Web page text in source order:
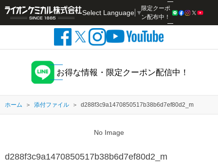
Select Language ▼
限定クーポ
ン配布中！
お得な情報・限定クーポン配信中！
ホーム 添付ファイル d288f3c9a1470850517b38b6d7ef80d2_m
No Image
d288f3c9a1470850517b38b6d7ef80d2_m
検索